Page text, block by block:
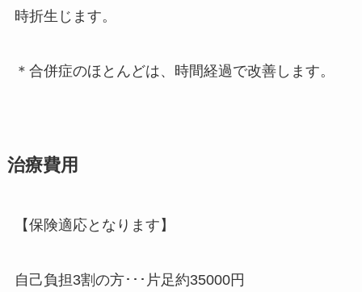
時折生じます。
＊合併症のほとんどは、時間経過で改善します。
治療費用
【保険適応となります】
自己負担3割の方･･･片足約35000円